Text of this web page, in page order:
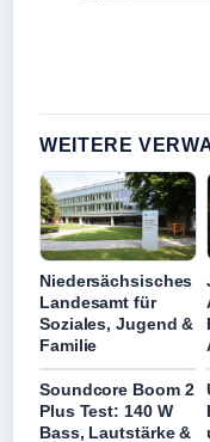
WEITERE
Niedersächsisches
Landesamt für
Soziales, Jugend &
Familie
Soundcore Boom 2
Plus Test: 140 W
Bass, Lautstärke &